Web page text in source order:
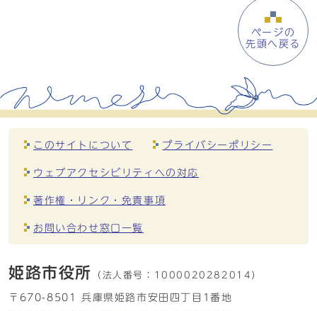
ページの
先頭へ戻る
このサイトについて プライバシーポリシー
ウェブアクセシビリティへの対応
著作権・リンク・免責事項
お問い合わせ窓口一覧
姫路市役所 （法人番号： 1000020282014）
〒670-8501 兵庫県姫路市安田四丁目1番地